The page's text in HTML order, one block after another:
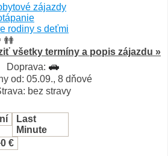
zájazdy
rodiny s deťmi
všetky termíny a popis zájazdu »
Doprava:
od: 05.09., 8 dňové
bez stravy
Last
Minute
€